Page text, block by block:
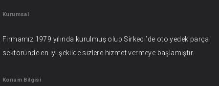
Kurumsal
Firmamız 1979 yılında kurulmuş olup Sirkeci’de oto yedek parça
sektöründe en iyi şekilde sizlere hizmet vermeye başlamıştır.
Konum Bilgisi